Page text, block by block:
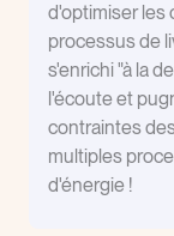
d'optimiser les
processus de
s'enrichi "à la
l'écoute et
contraintes
multiples
d'énergie !